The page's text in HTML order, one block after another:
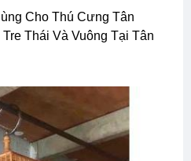
Thái Và Vuông Tại Tân